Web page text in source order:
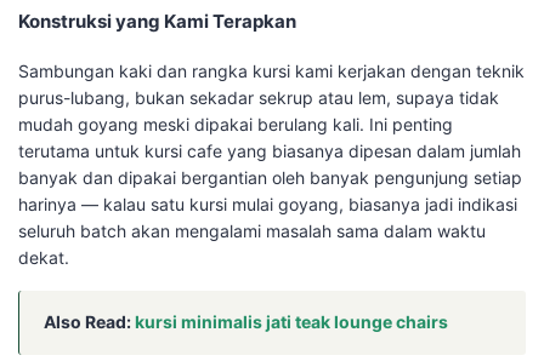
Konstruksi yang Kami Terapkan
Sambungan kaki dan rangka kursi kami kerjakan dengan teknik
purus-lubang, bukan sekadar sekrup atau lem, supaya tidak
mudah goyang meski dipakai berulang kali. Ini penting
terutama untuk kursi cafe yang biasanya dipesan dalam jumlah
banyak dan dipakai bergantian oleh banyak pengunjung setiap
harinya — kalau satu kursi mulai goyang, biasanya jadi indikasi
seluruh batch akan mengalami masalah sama dalam waktu
dekat.
Also Read:kursi minimalis jati teak lounge chairs